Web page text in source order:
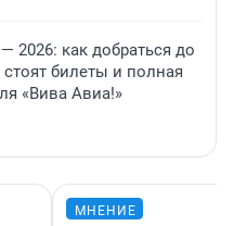
как добраться до
билеты и полная
«Вива Авиа!»
МНЕНИЕ